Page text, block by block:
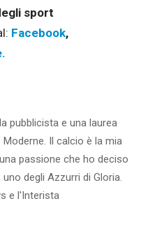
sport
Facebook,
pubblicista e una laurea
Il calcio è la mia
passione che ho deciso
degli Azzurri di Gloria.
e l'Interista